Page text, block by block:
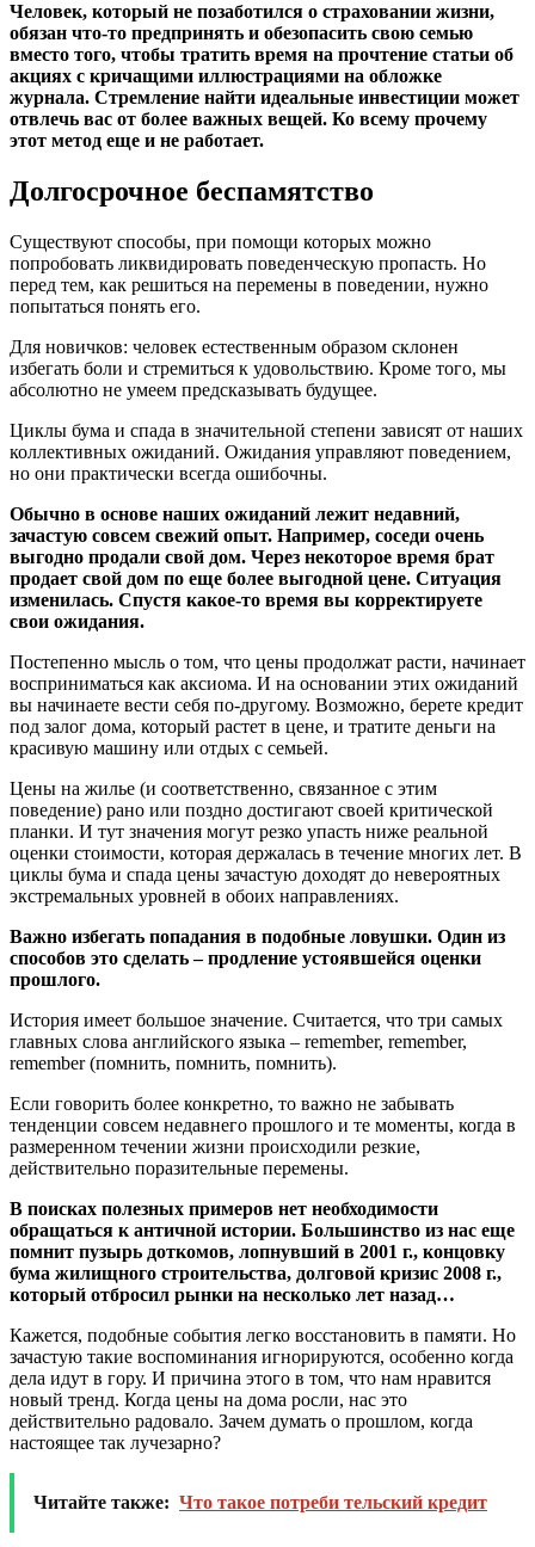
Человек, который не позаботился о страховании жизни,
обязан что-то предпринять и обезопасить свою семью
вместо того, чтобы тратить время на прочтение статьи об
акциях с кричащими иллюстрациями на обложке
журнала. Стремление найти идеальные инвестиции может
отвлечь вас от более важных вещей. Ко всему прочему
этот метод еще и не работает.
Долгосрочное беспамятство
Существуют способы, при помощи которых можно
попробовать ликвидировать поведенческую пропасть. Но
перед тем, как решиться на перемены в поведении, нужно
попытаться понять его.
Для новичков: человек естественным образом склонен
избегать боли и стремиться к удовольствию. Кроме того, мы
абсолютно не умеем предсказывать будущее.
Циклы бума и спада в значительной степени зависят от наших
коллективных ожиданий. Ожидания управляют поведением,
но они практически всегда ошибочны.
Обычно в основе наших ожиданий лежит недавний,
зачастую совсем свежий опыт. Например, соседи очень
выгодно продали свой дом. Через некоторое время брат
продает свой дом по еще более выгодной цене. Ситуация
изменилась. Спустя какое-то время вы корректируете
свои ожидания.
Постепенно мысль о том, что цены продолжат расти, начинает
восприниматься как аксиома. И на основании этих ожиданий
вы начинаете вести себя по-другому. Возможно, берете кредит
под залог дома, который растет в цене, и тратите деньги на
красивую машину или отдых с семьей.
Цены на жилье (и соответственно, связанное с этим
поведение) рано или поздно достигают своей критической
планки. И тут значения могут резко упасть ниже реальной
оценки стоимости, которая держалась в течение многих лет. В
циклы бума и спада цены зачастую доходят до невероятных
экстремальных уровней в обоих направлениях.
Важно избегать попадания в подобные ловушки. Один из
способов это сделать – продление устоявшейся оценки
прошлого.
История имеет большое значение. Считается, что три самых
главных слова английского языка – remember, remember,
remember (помнить, помнить, помнить).
Если говорить более конкретно, то важно не забывать
тенденции совсем недавнего прошлого и те моменты, когда в
размеренном течении жизни происходили резкие,
действительно поразительные перемены.
В поисках полезных примеров нет необходимости
обращаться к античной истории. Большинство из нас еще
помнит пузырь доткомов, лопнувший в 2001 г., концовку
бума жилищного строительства, долговой кризис 2008 г.,
который отбросил рынки на несколько лет назад…
Кажется, подобные события легко восстановить в памяти. Но
зачастую такие воспоминания игнорируются, особенно когда
дела идут в гору. И причина этого в том, что нам нравится
новый тренд. Когда цены на дома росли, нас это
действительно радовало. Зачем думать о прошлом, когда
настоящее так лучезарно?
Читайте также: Что такое потреби тельский кредит